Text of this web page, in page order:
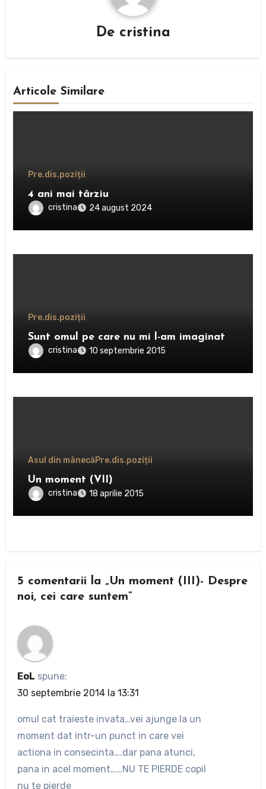
De cristina
Articole Similare
Pre.dis.poziții
4 ani mai târziu
cristina 24 august 2024
Pre.dis.poziții
Sunt omul pe care nu mi l-am imaginat
cristina 10 septembrie 2015
Asul din mânecă Pre.dis.poziții
Un moment (VII)
cristina 18 aprilie 2015
5 comentarii la „Un moment (III)- Despre
noi, cei care suntem”
EoL spune:
30 septembrie 2014 la 13:31
omul cat traieste invata…vei ajunge la un
moment dat intr-un punct in care vei
actiona in consecinta….dar pana atunci,
pana in acel moment……NU TE PIERDE copil
nu te pierde